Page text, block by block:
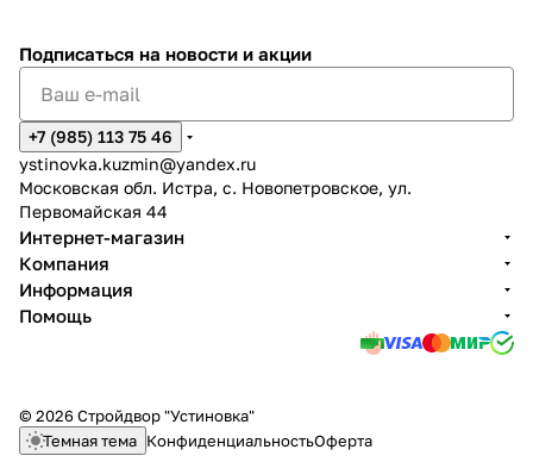
Подписаться на новости и акции
+7 (985) 113 75 46
ystinovka.kuzmin@yandex.ru
Московская обл. Истра, с. Новопетровское, ул.
Первомайская 44
Интернет-магазин
Компания
Информация
Помощь
© 2026 Стройдвор "Устиновка"
Темная тема КонфиденциальностьОферта